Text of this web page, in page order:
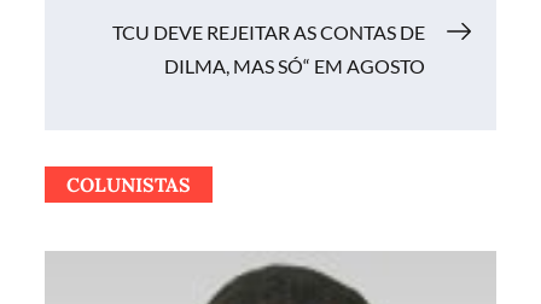
Post
TCU DEVE REJEITAR AS CONTAS DE
DILMA, MAS SÓ“ EM AGOSTO
COLUNISTAS